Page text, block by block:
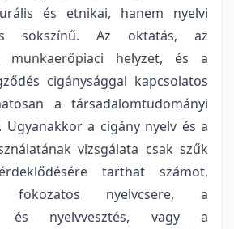
és etnikai, hanem nyelvi
sokszínű. Az oktatás, az
munkaerőpiaci helyzet, és a
cigánysággal kapcsolatos
a társadalomtudományi
Ugyanakkor a cigány nyelv és a
vizsgálata csak szűk
tarthat számot,
nyelvcsere, a
és nyelvvesztés, vagy a